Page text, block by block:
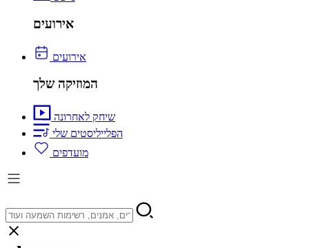
אירועים
אירועים
המוזיקה שלך
שיחק לאחרונה
הפלייליסטים שלי
מועדפים